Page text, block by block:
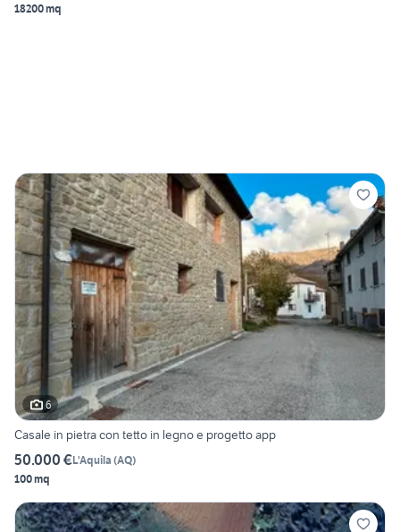
18200 mq
6
Casale in pietra con tetto in legno e progetto app
50.000 €L'Aquila (AQ)
100 mq